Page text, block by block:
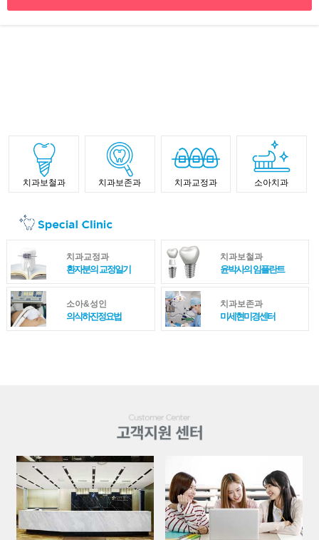
치과보철과 치과보존과 치과교정과 소아치과
치과교정과
환자분의 교정일기
치과보철과
윤박사의 임플란트
소아&성인
의식하진정요법
치과보존과
미세현미경센터